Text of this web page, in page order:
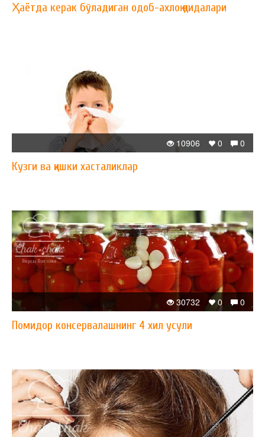
Ҳаётда керак бўладиган одоб-ахлоқ қоидалари
0
0
10906
Кузги ва қишки хасталиклар
0
0
30732
Помидор консервалашнинг 4 хил усули